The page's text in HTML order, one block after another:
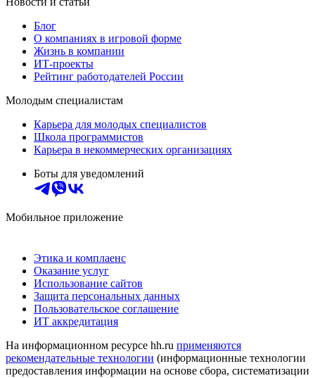
Блог
О компаниях в игровой форме
Жизнь в компании
ИТ-проекты
Рейтинг работодателей России
Молодым специалистам
Карьера для молодых специалистов
Школа программистов
Карьера в некоммерческих организациях
Боты для уведомлений
Мобильное приложение
Этика и комплаенс
Оказание услуг
Использование сайтов
Защита персональных данных
Пользовательское соглашение
ИТ аккредитация
На информационном ресурсе hh.ru применяются
рекомендательные технологии (информационные технологии
предоставления информации на основе сбора, систематизации